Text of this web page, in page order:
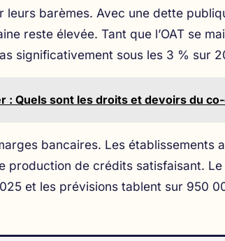
barèmes. Avec une dette
reste élevée. Tant que l’OAT se
significativement sous les 3 % sur
: Quels sont les droits et devoirs du
bancaires. Les établissements
production de crédits satisfaisant.
et les prévisions tablent sur 950